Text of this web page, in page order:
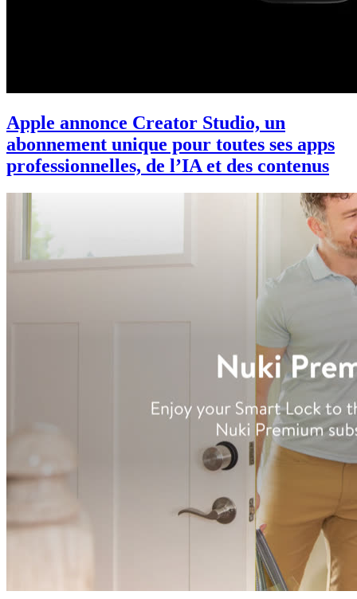
Apple annonce Creator Studio, un
abonnement unique pour toutes ses apps
professionnelles, de l’IA et des contenus